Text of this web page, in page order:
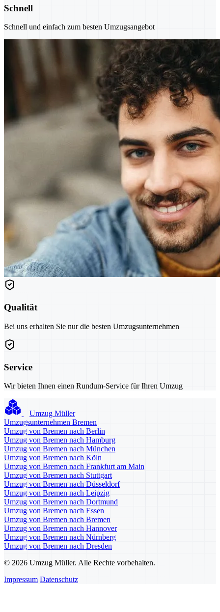
Schnell
Schnell und einfach zum besten Umzugsangebot
Qualität
Bei uns erhalten Sie nur die besten Umzugsunternehmen
Service
Wir bieten Ihnen einen Rundum-Service für Ihren Umzug
Umzug Müller
Umzugsunternehmen Bremen
Umzug von Bremen nach Berlin
Umzug von Bremen nach Hamburg
Umzug von Bremen nach München
Umzug von Bremen nach Köln
Umzug von Bremen nach Frankfurt am Main
Umzug von Bremen nach Stuttgart
Umzug von Bremen nach Düsseldorf
Umzug von Bremen nach Leipzig
Umzug von Bremen nach Dortmund
Umzug von Bremen nach Essen
Umzug von Bremen nach Bremen
Umzug von Bremen nach Hannover
Umzug von Bremen nach Nürnberg
Umzug von Bremen nach Dresden
© 2026 Umzug Müller. Alle Rechte vorbehalten.
Impressum Datenschutz